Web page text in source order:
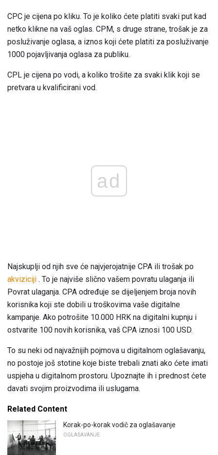
CPC je cijena po kliku. To je koliko ćete platiti svaki put kad
netko klikne na vaš oglas. CPM, s druge strane, trošak je za
posluživanje oglasa, a iznos koji ćete platiti za posluživanje
1000 pojavljivanja oglasa za publiku.
CPL je cijena po vodi, a koliko trošite za svaki klik koji se
pretvara u kvalificirani vod.
ad
Najskuplji od njih sve će najvjerojatnije CPA ili trošak po
akviziciji . To je najviše slično vašem povratu ulaganja ili
Povrat ulaganja. CPA određuje se dijeljenjem broja novih
korisnika koji ste dobili u troškovima vaše digitalne
kampanje. Ako potrošite 10.000 HRK na digitalni kupnju i
ostvarite 100 novih korisnika, vaš CPA iznosi 100 USD.
To su neki od najvažnijih pojmova u digitalnom oglašavanju,
no postoje još stotine koje biste trebali znati ako ćete imati
uspjeha u digitalnom prostoru. Upoznajte ih i prednost ćete
davati svojim proizvodima ili uslugama.
Related Content
Korak-po-korak vodič za oglašavanje
OGLAŠAVANJE